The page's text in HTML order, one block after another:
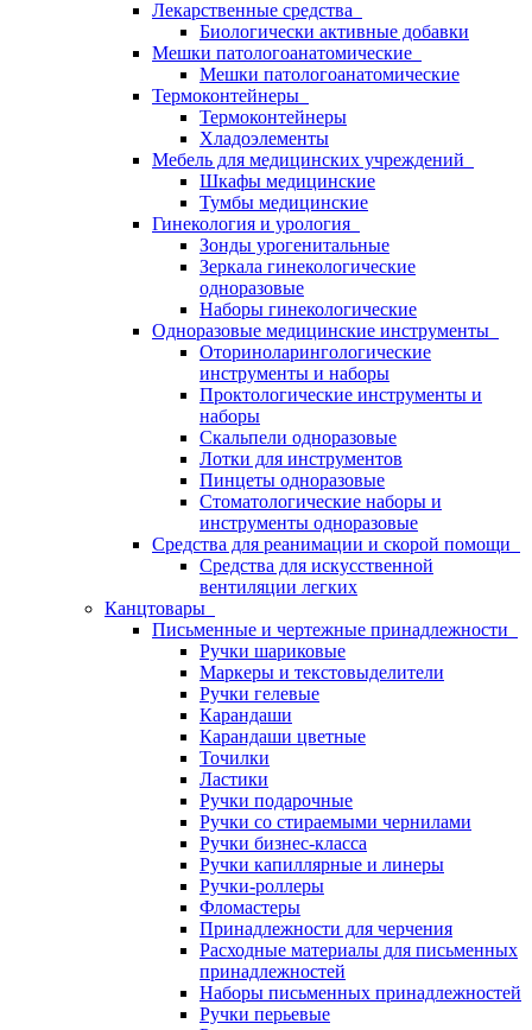
Лекарственные средства
Биологически активные добавки
Мешки патологоанатомические
Мешки патологоанатомические
Термоконтейнеры
Термоконтейнеры
Хладоэлементы
Мебель для медицинских учреждений
Шкафы медицинские
Тумбы медицинские
Гинекология и урология
Зонды урогенитальные
Зеркала гинекологические
одноразовые
Наборы гинекологические
Одноразовые медицинские инструменты
Оториноларингологические
инструменты и наборы
Проктологические инструменты и
наборы
Скальпели одноразовые
Лотки для инструментов
Пинцеты одноразовые
Стоматологические наборы и
инструменты одноразовые
Средства для реанимации и скорой помощи
Средства для искусственной
вентиляции легких
Канцтовары
Письменные и чертежные принадлежности
Ручки шариковые
Маркеры и текстовыделители
Ручки гелевые
Карандаши
Карандаши цветные
Точилки
Ластики
Ручки подарочные
Ручки со стираемыми чернилами
Ручки бизнес-класса
Ручки капиллярные и линеры
Ручки-роллеры
Фломастеры
Принадлежности для черчения
Расходные материалы для письменных
принадлежностей
Наборы письменных принадлежностей
Ручки перьевые